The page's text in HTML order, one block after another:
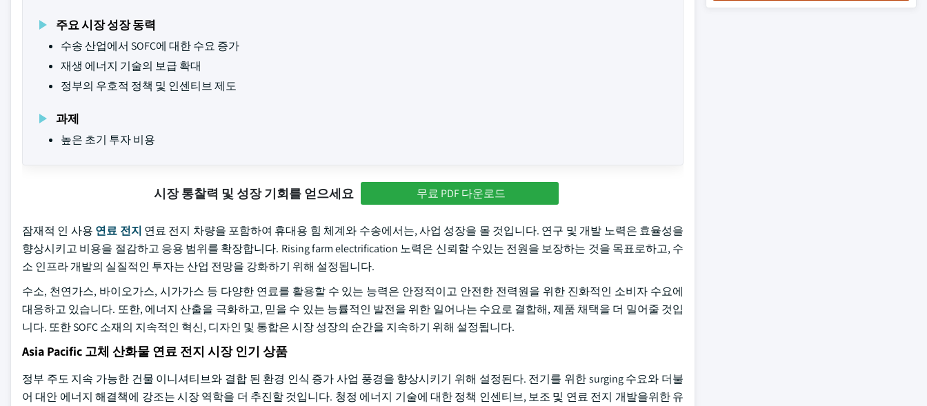
주요 시장 성장 동력
수송 산업에서 SOFC에 대한 수요 증가
재생 에너지 기술의 보급 확대
정부의 우호적 정책 및 인센티브 제도
과제
높은 초기 투자 비용
시장 통찰력 및 성장 기회를 얻으세요 무료 PDF 다운로드
잠재적 인 사용 연료 전지 연료 전지 차량을 포함하여 휴대용 힘 체계와 수송에서는, 사업 성장을 몰 것입니다. 연구 및 개발 노력은 효율성을
향상시키고 비용을 절감하고 응용 범위를 확장합니다. Rising farm electrification 노력은 신뢰할 수있는 전원을 보장하는 것을 목표로하고, 수
소 인프라 개발의 실질적인 투자는 산업 전망을 강화하기 위해 설정됩니다.
수소, 천연가스, 바이오가스, 시가가스 등 다양한 연료를 활용할 수 있는 능력은 안정적이고 안전한 전력원을 위한 진화적인 소비자 수요에
대응하고 있습니다. 또한, 에너지 산출을 극화하고, 믿을 수 있는 능률적인 발전을 위한 일어나는 수요로 결합해, 제품 채택을 더 밀어줄 것입
니다. 또한 SOFC 소재의 지속적인 혁신, 디자인 및 통합은 시장 성장의 순간을 지속하기 위해 설정됩니다.
Asia Pacific 고체 산화물 연료 전지 시장 인기 상품
정부 주도 지속 가능한 건물 이니셔티브와 결합 된 환경 인식 증가 사업 풍경을 향상시키기 위해 설정된다. 전기를 위한 surging 수요와 더불
어 대안 에너지 해결책에 강조는 시장 역학을 더 추진할 것입니다. 청정 에너지 기술에 대한 정책 인센티브, 보조 및 연료 전지 개발을위한 유